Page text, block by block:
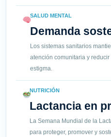
SALUD MENTAL
Demanda
Los sistemas sanitarios
atención comunitaria y reducir
estigma.
NUTRICIÓN
Lactancia en
La Semana Mundial de la
para proteger, promover y